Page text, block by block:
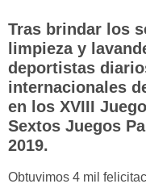
Tras brindar los
limpieza y
deportistas
internacionales
en los XVIII
Sextos Juegos
2019.
Obtuvimos 4 mil